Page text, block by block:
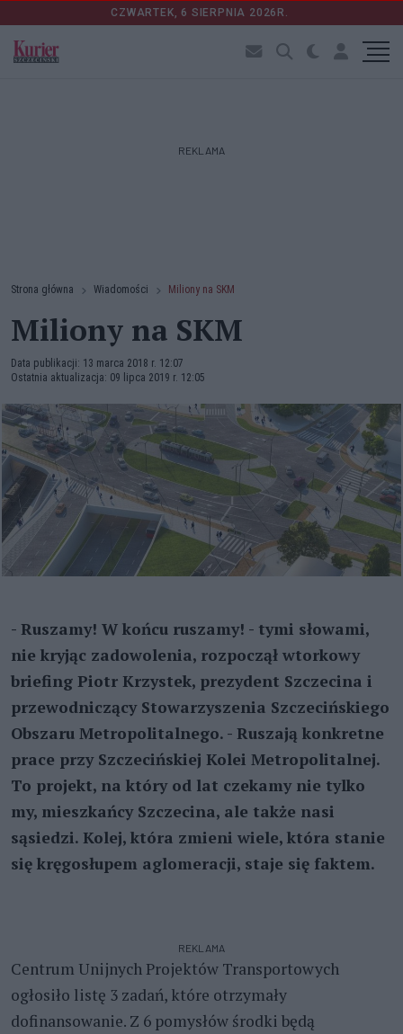
CZWARTEK, 6 SIERPNIA 2026R.
REKLAMA
Strona główna Wiadomości Miliony na SKM
Miliony na SKM
Data publikacji: 13 marca 2018 r. 12:07
Ostatnia aktualizacja: 09 lipca 2019 r. 12:05
- Ruszamy! W końcu ruszamy! - tymi słowami,
nie kryjąc zadowolenia, rozpoczął wtorkowy
briefing Piotr Krzystek, prezydent Szczecina i
przewodniczący Stowarzyszenia Szczecińskiego
Obszaru Metropolitalnego. - Ruszają konkretne
prace przy Szczecińskiej Kolei Metropolitalnej.
To projekt, na który od lat czekamy nie tylko
my, mieszkańcy Szczecina, ale także nasi
sąsiedzi. Kolej, która zmieni wiele, która stanie
się kręgosłupem aglomeracji, staje się faktem.
REKLAMA
Centrum Unijnych Projektów Transportowych
ogłosiło listę 3 zadań, które otrzymały
dofinansowanie. Z 6 pomysłów środki będą